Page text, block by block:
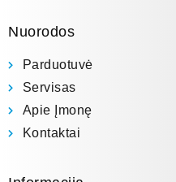
Nuorodos
Parduotuvė
Servisas
Apie Įmonę
Kontaktai